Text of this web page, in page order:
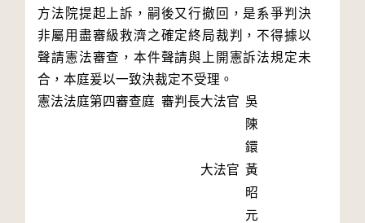
方法院提起上訴，嗣後又行撤回，是系爭判決
非屬用盡審級救濟之確定終局裁判，不得據以
聲請憲法審查，本件聲請與上開憲訴法規定未
合，本庭爰以一致決裁定不受理。
憲法法庭第四審查庭 審判長大法官 吳
陳
鐶
大法官 黃
昭
元